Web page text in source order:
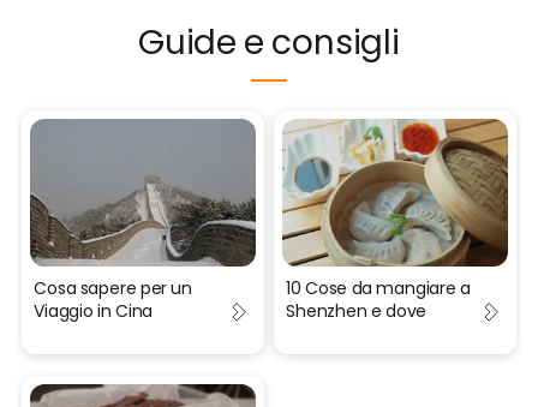
Guide e consigli
Cosa sapere per un
Viaggio in Cina
10 Cose da mangiare a
Shenzhen e dove